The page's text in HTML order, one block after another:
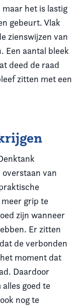
het is lastig
gebeurt. Vlak
zienswijzen van
Een aantal bleek
deed de raad
zitten met een
van
grip te
zijn wanneer
Er zitten
de verbonden
moment dat
Daardoor
goed te
nog te